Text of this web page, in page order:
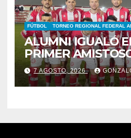
FÚTBOL TORNEO REGIONAL FEDERAL
ALUMNI IGUALÓ
PRIMER
PRETEMPORADA
7 AGOSTO, 2026